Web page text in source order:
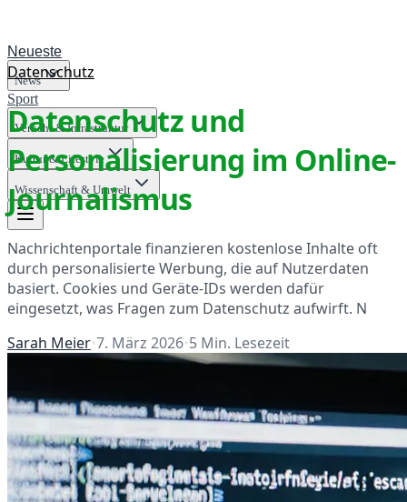
Neueste
News
Sport
Verkehr & Infrastruktur
Kultur & Lifestyle
Wissenschaft & Umwelt
Datenschutz
Datenschutz und
Personalisierung im Online-
Journalismus
Nachrichtenportale finanzieren kostenlose Inhalte oft
durch personalisierte Werbung, die auf Nutzerdaten
basiert. Cookies und Geräte-IDs werden dafür
eingesetzt, was Fragen zum Datenschutz aufwirft. N
Sarah Meier•7. März 2026•5 Min. Lesezeit